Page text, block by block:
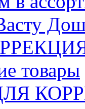
товары